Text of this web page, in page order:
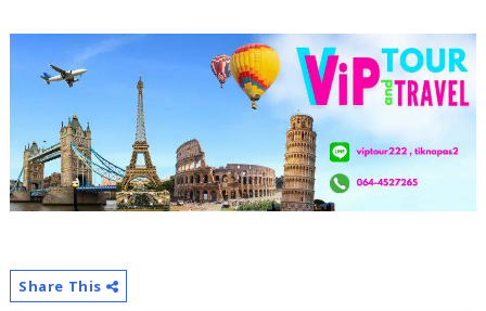
Share This